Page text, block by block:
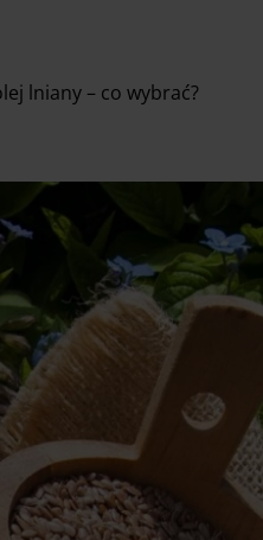
lniany – co wybrać?